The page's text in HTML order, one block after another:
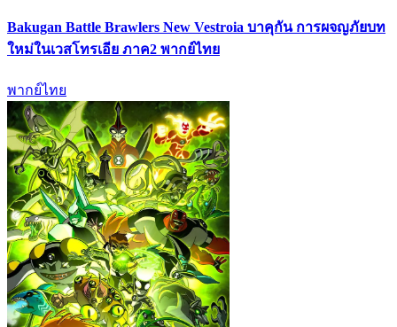
Bakugan Battle Brawlers New Vestroia บาคุกัน การผจญภัยบท
ใหม่ในเวสโทรเอีย ภาค2 พากย์ไทย
พากย์ไทย